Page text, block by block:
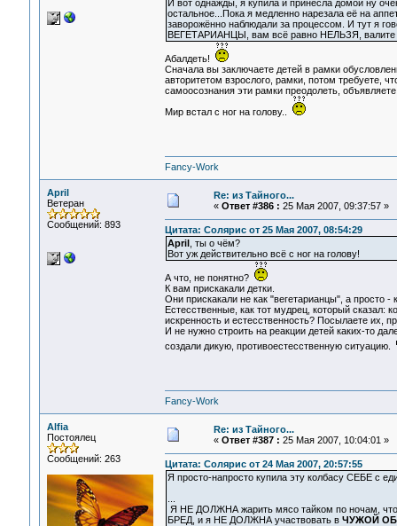
И вот однажды, я купила и принесла домой ну
остальное...Пока я медленно нарезала её на
заворожённо наблюдали за процессом. И тут я
ВЕГЕТАРИАНЦЫ, вам всё равно НЕЛЬЗЯ, валите
Абалдеть!
Сначала вы заключаете детей в рамки
авторитетом взрослого, рамки, потом требуете,
самоосознания эти рамки преодолеть,
Мир встал с ног на голову..
Fancy-Work
April
Ветеран
Сообщений: 893
Re: из Тайного...
« Ответ #386 : 25 Мая 2007, 09:37:57 »
Цитата: Солярис от 25 Мая 2007, 08:54:29
April
, ты о чём?
Вот уж действительно всё с ног на голову!
А что, не понятно?
К вам прискакали детки.
Они прискакали не как "вегетарианцы", а просто -
Естесственные, как тот мудрец, который сказал:
искренность и естесственность? Посылаете их,
И не нужно строить на реакции детей каких-то
создали дикую, противоестесственную ситуацию.
Fancy-Work
Alfia
Постоялец
Сообщений: 263
Re: из Тайного...
« Ответ #387 : 25 Мая 2007, 10:04:01 »
Цитата: Солярис от 24 Мая 2007, 20:57:55
Я просто-напросто купила эту колбасу СЕБЕ с
Я НЕ ДОЛЖНА жарить мясо тайком по ночам,
БРЕД, и я НЕ ДОЛЖНА участвовать в ЧУЖОЙ